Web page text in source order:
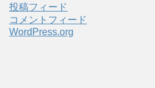
投稿フィード
コメントフィード
WordPress.org